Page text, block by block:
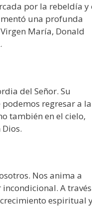
por la rebeldía y
una profunda
María, Donald
del Señor. Su
regresar a la
también en el cielo,
Nos anima a
A través
espiritual